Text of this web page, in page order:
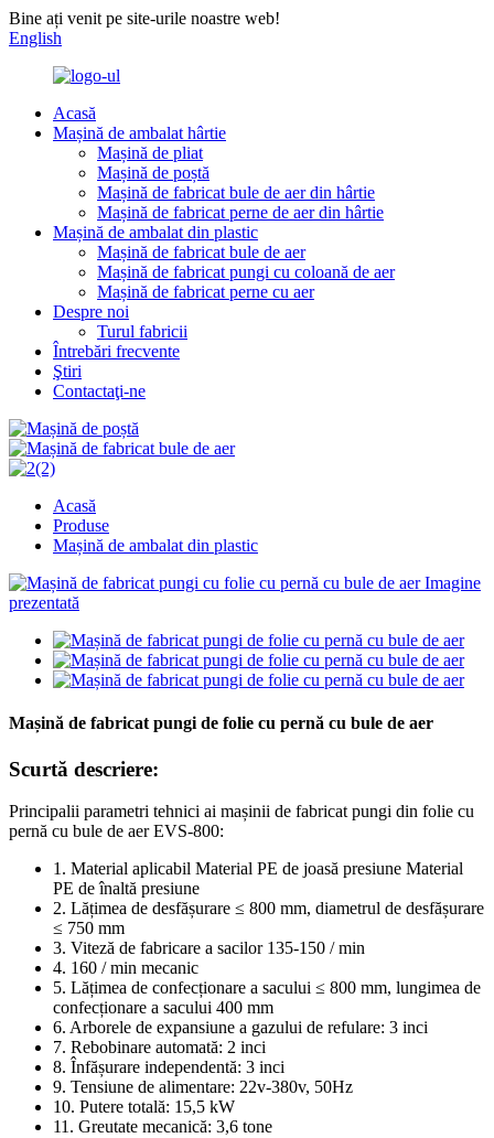
Bine ați venit pe site-urile noastre web!
English
Acasă
Mașină de ambalat hârtie
Mașină de pliat
Mașină de poștă
Mașină de fabricat bule de aer din hârtie
Mașină de fabricat perne de aer din hârtie
Mașină de ambalat din plastic
Mașină de fabricat bule de aer
Mașină de fabricat pungi cu coloană de aer
Mașină de fabricat perne cu aer
Despre noi
Turul fabricii
Întrebări frecvente
Ştiri
Contactaţi-ne
Acasă
Produse
Mașină de ambalat din plastic
Mașină de fabricat pungi de folie cu pernă cu bule de aer
Scurtă descriere:
Principalii parametri tehnici ai mașinii de fabricat pungi din folie cu
pernă cu bule de aer EVS-800:
1. Material aplicabil Material PE de joasă presiune Material
PE de înaltă presiune
2. Lățimea de desfășurare ≤ 800 mm, diametrul de desfășurare
≤ 750 mm
3. Viteză de fabricare a sacilor 135-150 / min
4. 160 / min mecanic
5. Lățimea de confecționare a sacului ≤ 800 mm, lungimea de
confecționare a sacului 400 mm
6. Arborele de expansiune a gazului de refulare: 3 inci
7. Rebobinare automată: 2 inci
8. Înfășurare independentă: 3 inci
9. Tensiune de alimentare: 22v-380v, 50Hz
10. Putere totală: 15,5 kW
11. Greutate mecanică: 3,6 tone